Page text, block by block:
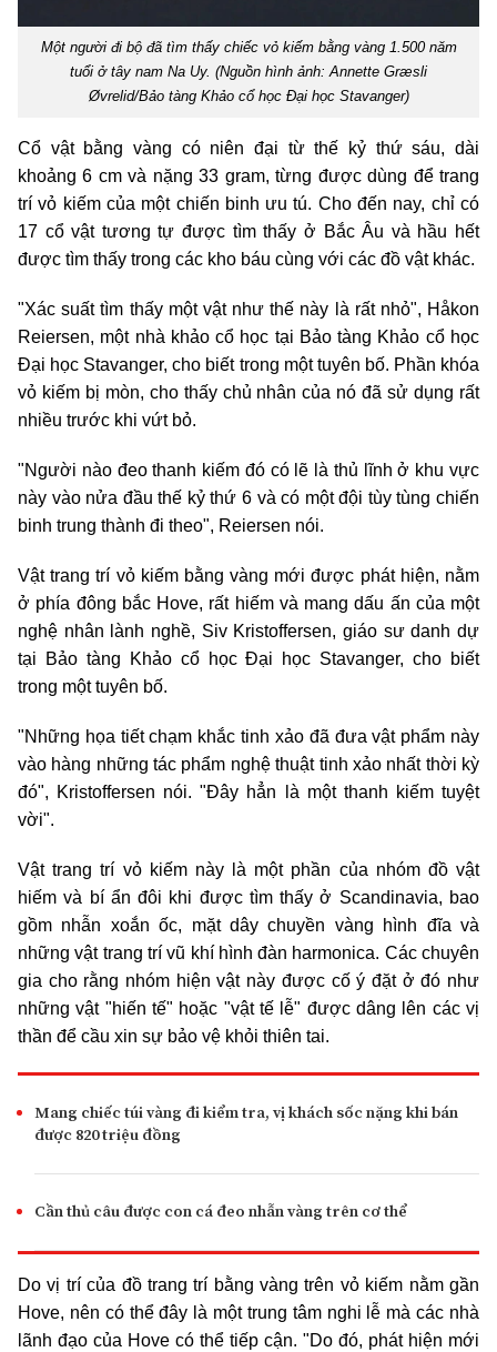
Một người đi bộ đã tìm thấy chiếc vỏ kiếm bằng vàng 1.500 năm
tuổi ở tây nam Na Uy. (Nguồn hình ảnh: Annette Græsli
Øvrelid/Bảo tàng Khảo cổ học Đại học Stavanger)
Cổ vật bằng vàng có niên đại từ thế kỷ thứ sáu, dài
khoảng 6 cm và nặng 33 gram, từng được dùng để trang
trí vỏ kiếm của một chiến binh ưu tú. Cho đến nay, chỉ có
17 cổ vật tương tự được tìm thấy ở Bắc Âu và hầu hết
được tìm thấy trong các kho báu cùng với các đồ vật khác.
"Xác suất tìm thấy một vật như thế này là rất nhỏ", Håkon
Reiersen, một nhà khảo cổ học tại Bảo tàng Khảo cổ học
Đại học Stavanger, cho biết trong một tuyên bố. Phần khóa
vỏ kiếm bị mòn, cho thấy chủ nhân của nó đã sử dụng rất
nhiều trước khi vứt bỏ.
"Người nào đeo thanh kiếm đó có lẽ là thủ lĩnh ở khu vực
này vào nửa đầu thế kỷ thứ 6 và có một đội tùy tùng chiến
binh trung thành đi theo", Reiersen nói.
Vật trang trí vỏ kiếm bằng vàng mới được phát hiện, nằm
ở phía đông bắc Hove, rất hiếm và mang dấu ấn của một
nghệ nhân lành nghề, Siv Kristoffersen, giáo sư danh dự
tại Bảo tàng Khảo cổ học Đại học Stavanger, cho biết
trong một tuyên bố.
"Những họa tiết chạm khắc tinh xảo đã đưa vật phẩm này
vào hàng những tác phẩm nghệ thuật tinh xảo nhất thời kỳ
đó", Kristoffersen nói. "Đây hẳn là một thanh kiếm tuyệt
vời".
Vật trang trí vỏ kiếm này là một phần của nhóm đồ vật
hiếm và bí ẩn đôi khi được tìm thấy ở Scandinavia, bao
gồm nhẫn xoắn ốc, mặt dây chuyền vàng hình đĩa và
những vật trang trí vũ khí hình đàn harmonica. Các chuyên
gia cho rằng nhóm hiện vật này được cố ý đặt ở đó như
những vật "hiến tế" hoặc "vật tế lễ" được dâng lên các vị
thần để cầu xin sự bảo vệ khỏi thiên tai.
Mang chiếc túi vàng đi kiểm tra, vị khách sốc nặng khi bán
được 820 triệu đồng
Cần thủ câu được con cá đeo nhẫn vàng trên cơ thể
Do vị trí của đồ trang trí bằng vàng trên vỏ kiếm nằm gần
Hove, nên có thể đây là một trung tâm nghi lễ mà các nhà
lãnh đạo của Hove có thể tiếp cận. "Do đó, phát hiện mới